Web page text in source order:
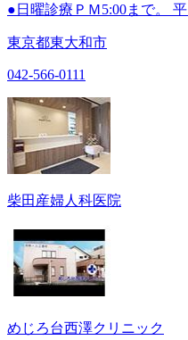
●日曜診療ＰＭ5:00まで。 平
東京都東大和市
042-566-0111
柴田産婦人科医院
めじろ台西澤クリニック